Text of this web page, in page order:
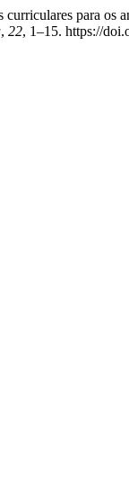
para os
, 22, 1–15. https://